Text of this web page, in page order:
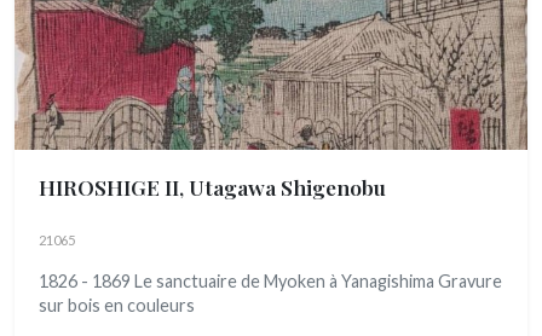
HIROSHIGE II, Utagawa Shigenobu
21065
1826 - 1869 Le sanctuaire de Myoken à Yanagishima Gravure
sur bois en couleurs